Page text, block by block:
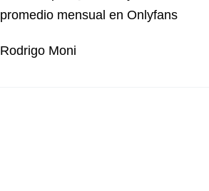
promedio mensual en Onlyfans
Rodrigo Moni